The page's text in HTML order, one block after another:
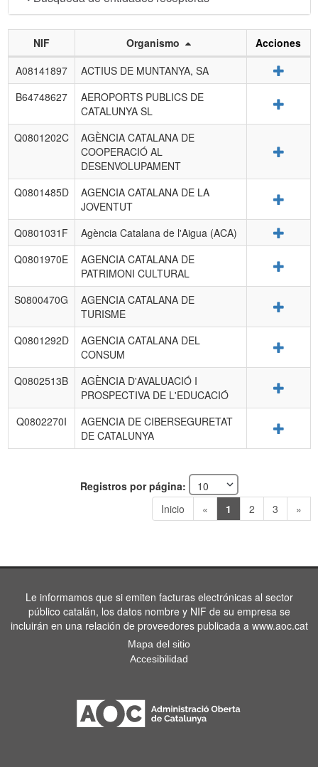
Listado
de
entidades
NIF Organismo
Acciones
A08141897
ACTIUS DE MUNTANYA, SA
B64748627
AEROPORTS PUBLICS DE
CATALUNYA SL
Q0801202C
AGÈNCIA CATALANA DE
COOPERACIÓ AL
DESENVOLUPAMENT
Q0801485D
AGENCIA CATALANA DE LA
JOVENTUT
Q0801031F Agència Catalana de l'Aigua (ACA)
Q0801970E
AGENCIA CATALANA DE
PATRIMONI CULTURAL
S0800470G
AGENCIA CATALANA DE
TURISME
Q0801292D
AGENCIA CATALANA DEL
CONSUM
Q0802513B
AGÈNCIA D'AVALUACIÓ I
PROSPECTIVA DE L'EDUCACIÓ
Q0802270I
AGENCIA DE CIBERSEGURETAT
DE CATALUNYA
Registros por página:
Inicio
« 1 2 3 »
Le informamos que si emiten facturas electrónicas al sector
público catalán, los datos nombre y NIF de su empresa se
incluirán en una relación de proveedores publicada a www.aoc.cat
Mapa del sitio
Accesibilidad